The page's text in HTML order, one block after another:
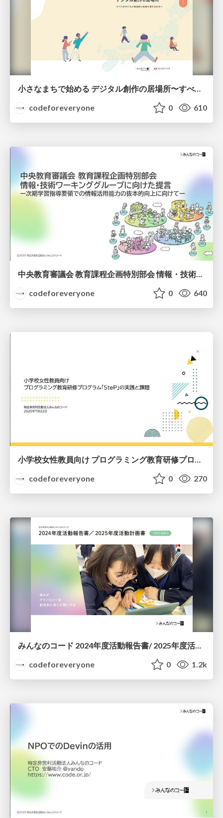
小さなまちで始める デジタル創作の居場所〜すべての子どもが創造的に未来を描ける社会へ〜
codeforeveryone
0 610
中央教育審議会 教育課程企画特別部会 情報・技術ワーキンググループに向けた提言 ー次期学習指導要領での情報活用能力の抜本的向上に向けてー
codeforeveryone
0 640
小学校女性教員向け プログラミング教育研修プログラム「SteP」の実践と課題
codeforeveryone
0 270
みんなのコード 2024年度活動報告書/ 2025年度活動計画書
codeforeveryone
0 1.2k